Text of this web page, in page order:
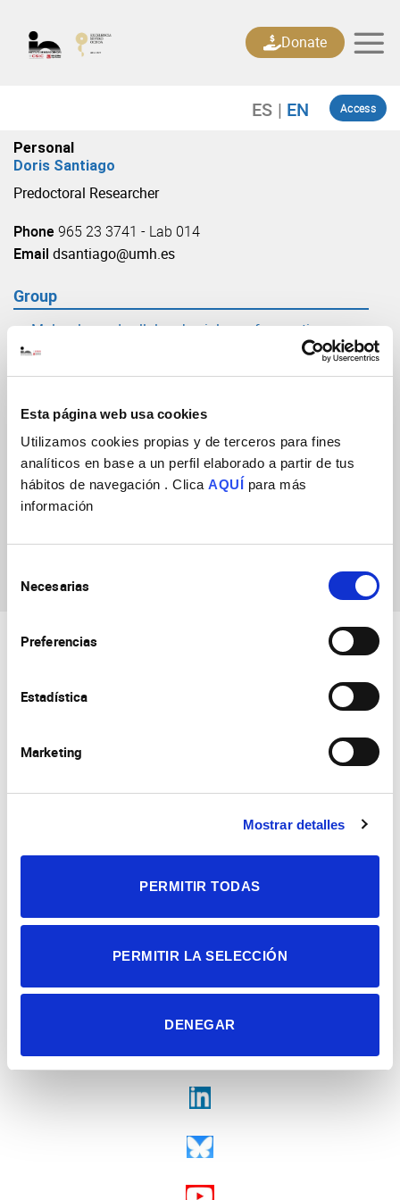
Esta página web usa cookies
Utilizamos cookies propias y de terceros para fines
analíticos en base a un perfil elaborado a partir de tus
hábitos de navegación . Clica AQUÍ para más
información
Necesarias
Preferencias
Estadística
Marketing
Mostrar detalles
PERMITIR TODAS
PERMITIR LA SELECCIÓN
DENEGAR
content
Access
Donate
Personal
Doris Santiago
Predoctoral Researcher
Phone 965 23 3741 - Lab 014
Email dsantiago@umh.es
Group
Molecular and cellular physiology of synaptic
transmission
(URL: https://in.umh-csic.es/group3887)
Campus de San Juan | Sant Joan d’Alacant